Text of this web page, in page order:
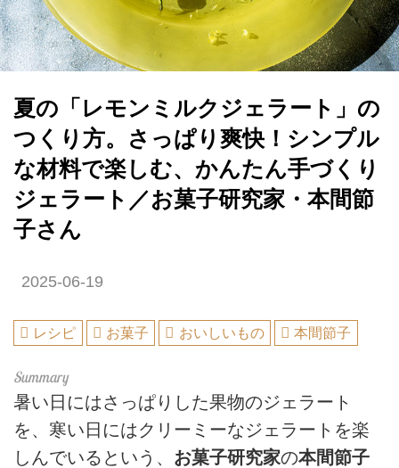
夏の「レモンミルクジェラート」の
つくり方。さっぱり爽快！シンプル
な材料で楽しむ、かんたん手づくり
ジェラート／お菓子研究家・本間節
子さん
2025-06-19
レシピ お菓子 おいしいもの 本間節子
暑い日にはさっぱりした果物のジェラート
を、寒い日にはクリーミーなジェラートを楽
しんでいるという、 お菓子研究家の本間節子